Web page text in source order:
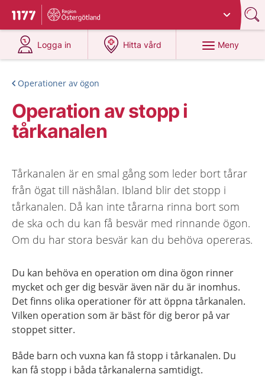
Till startsidan för 1177
Du har valt region
Logga in
på 1177.se
Hitta vård
på 1177.se
Meny
Operationer av ögon
Operation av stopp i
tårkanalen
Tårkanalen är en smal gång som leder bort tårar
från ögat till näshålan. Ibland blir det stopp i
tårkanalen. Då kan inte tårarna rinna bort som
de ska och du kan få besvär med rinnande ögon.
Om du har stora besvär kan du behöva opereras.
Du kan behöva en operation om dina ögon rinner
mycket och ger dig besvär även när du är inomhus.
Det finns olika operationer för att öppna tårkanalen.
Vilken operation som är bäst för dig beror på var
stoppet sitter.
Både barn och vuxna kan få stopp i tårkanalen. Du
kan få stopp i båda tårkanalerna samtidigt.